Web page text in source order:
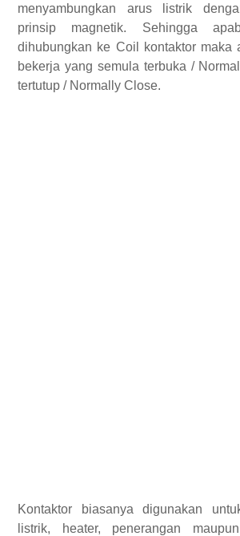
menyambungkan arus listrik
prinsip magnetik. Sehingga
dihubungkan ke Coil kontaktor maka
bekerja yang semula terbuka /
tertutup / Normally Close.
Kontaktor biasanya digunakan
listrik, heater, penerangan